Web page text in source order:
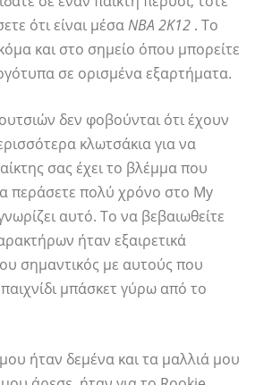
ότι είναι μέσαΝΒΑ 2Κ12 . Το
και στο σημείο όπου μπορείτε
σε ορισμένα εξαρτήματα.
δεν φοβούνται ότι έχουν
κλωτσάκια για να
σας έχει το βλέμμα που
περάσετε πολύ χρόνο στο My
αυτό. Το να βεβαιωθείτε
ήταν εξαιρετικά
σημαντικός με αυτούς που
μπάσκετ γύρω από το
ήταν δεμένα και τα μαλλιά μου